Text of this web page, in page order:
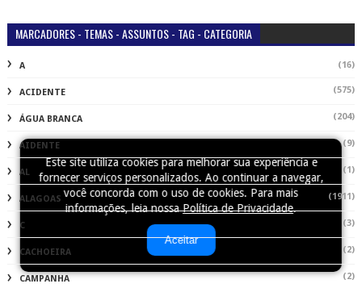
Este site utiliza cookies para melhorar sua experiência e
fornecer serviços personalizados. Ao continuar a navegar,
você concorda com o uso de cookies. Para mais
informações, leia nossaPolítica de Privacidade.
Aceitar
MARCADORES - TEMAS - ASSUNTOS - TAG - CATEGORIA
A (16)
ACIDENTE (575)
ÁGUA BRANCA (204)
AIDENTE (9)
AL (1)
ALAGOAS (1911)
C (3)
CACHOEIRA (2)
CAMPANHA (2)